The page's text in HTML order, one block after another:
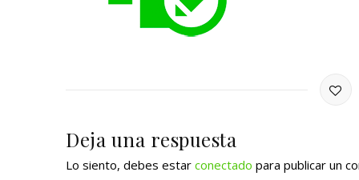
Deja una respuesta
Lo siento, debes estar conectado para publicar un